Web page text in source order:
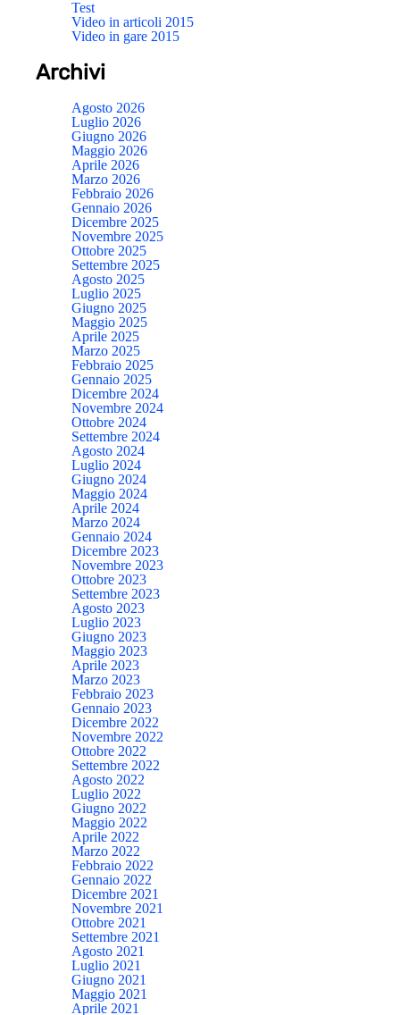
Test
Video in articoli 2015
Video in gare 2015
Archivi
Agosto 2026
Luglio 2026
Giugno 2026
Maggio 2026
Aprile 2026
Marzo 2026
Febbraio 2026
Gennaio 2026
Dicembre 2025
Novembre 2025
Ottobre 2025
Settembre 2025
Agosto 2025
Luglio 2025
Giugno 2025
Maggio 2025
Aprile 2025
Marzo 2025
Febbraio 2025
Gennaio 2025
Dicembre 2024
Novembre 2024
Ottobre 2024
Settembre 2024
Agosto 2024
Luglio 2024
Giugno 2024
Maggio 2024
Aprile 2024
Marzo 2024
Gennaio 2024
Dicembre 2023
Novembre 2023
Ottobre 2023
Settembre 2023
Agosto 2023
Luglio 2023
Giugno 2023
Maggio 2023
Aprile 2023
Marzo 2023
Febbraio 2023
Gennaio 2023
Dicembre 2022
Novembre 2022
Ottobre 2022
Settembre 2022
Agosto 2022
Luglio 2022
Giugno 2022
Maggio 2022
Aprile 2022
Marzo 2022
Febbraio 2022
Gennaio 2022
Dicembre 2021
Novembre 2021
Ottobre 2021
Settembre 2021
Agosto 2021
Luglio 2021
Giugno 2021
Maggio 2021
Aprile 2021